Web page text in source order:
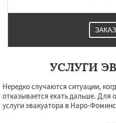
УСЛУГИ
Нередко случаются ситуации,
отказывается ехать дальше. Для
услуги эвакуатора в Наро-